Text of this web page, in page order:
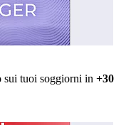
sui tuoi soggiorni in +30